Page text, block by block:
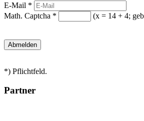
E-Mail *
Math. Captcha * (x = 14 + 4;
*) Pflichtfeld.
Partner